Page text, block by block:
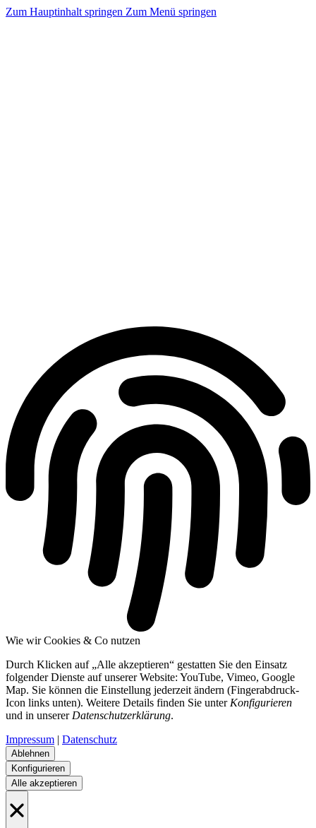
Zum Hauptinhalt springen Zum Menü springen
Wie wir Cookies & Co nutzen
Durch Klicken auf „Alle akzeptieren“ gestatten Sie den Einsatz
folgender Dienste auf unserer Website: YouTube, Vimeo, Google
Map. Sie können die Einstellung jederzeit ändern (Fingerabdruck-
Icon links unten). Weitere Details finden Sie unter Konfigurieren
und in unserer Datenschutzerklärung.
Impressum | Datenschutz
Ablehnen
Konfigurieren
Alle akzeptieren